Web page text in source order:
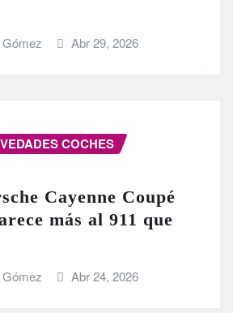
Abr 29, 2026
COCHES
Cayenne Coupé
más al 911 que
Abr 24, 2026